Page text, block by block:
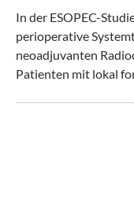
In der ESOPEC-
perioperative
neoadjuvanten
Patienten mit lokal